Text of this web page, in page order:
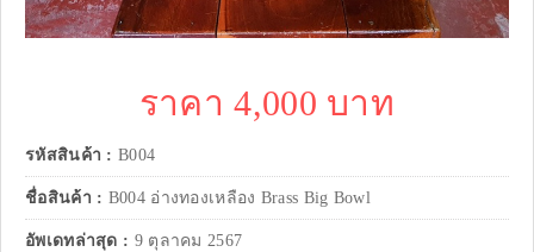
ราคา 4,000 บาท
รหัสสินค้า : B004
ชื่อสินค้า : B004 อ่างทองเหลือง Brass Big Bowl
อัพเดทล่าสุด : 9 ตุลาคม 2567